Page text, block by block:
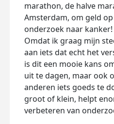
marathon, de halve
Amsterdam, om geld
onderzoek naar
Omdat ik graag mijn
aan iets dat echt het
is dit een mooie kans
uit te dagen, maar ook
anderen iets goeds te
groot of klein, helpt
verbeteren van